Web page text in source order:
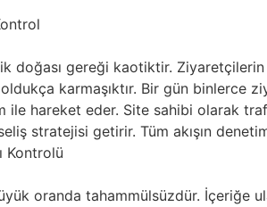
doğası gereği kaotiktir.
karmaşıktır. Bir gün binlerce
hareket eder. Site sahibi olarak
stratejisi getirir. Tüm akışın
Kontrolü
oranda tahammülsüzdür. İçeriğe